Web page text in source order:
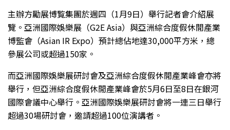
主辦方勵展博覧集團於週四（1月9日）舉行記者會介紹展
覽。亞洲國際娛樂展（G2E Asia）與亞洲綜合度假休閒產業
博監會（Asian IR Expo）預計總佔地達30,000平方米，總
參展公司或超過150家。
而亞洲國際娛樂展研討會及亞洲綜合度假休閒產業峰會亦將
舉行，但亞洲綜合度假休閒產業峰會於5月6日至8日在銀河
國際會議中心舉行。亞洲國際娛樂展研討會將一連三日舉行
超過30場研討會，邀請超過100位演講者。